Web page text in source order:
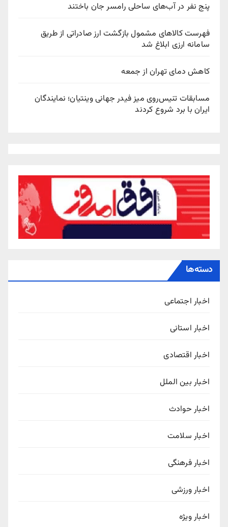
پنج نفر در آب‌های ساحلی رامسر جان باختند
فهرست کالاهای مشمول بازگشت ارز صادراتی از طریق
سامانه ارزی ابلاغ شد
کاهش دمای تهران از جمعه
مسابقات تنیس‌روی میز فیدر جهانی وینتیان؛ نمایندگان
ایران با برد شروع کردند
دسته‌ها
اخبار اجتماعی
اخبار استانی
اخبار اقتصادی
اخبار بین الملل
اخبار حوادث
اخبار سلامت
اخبار فرهنگی
اخبار ورزشی
اخبار ویژه